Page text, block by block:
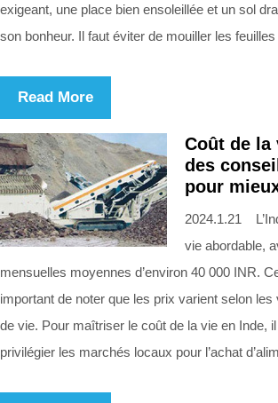
exigeant, une place bien ensoleillée et un sol
son bonheur. Il faut éviter de mouiller les
Read More
Coût de la
des
pour
2024.1.21
vie abordable,
mensuelles moyennes d’environ 40 000 INR.
important de noter que les prix varient selon
de vie. Pour maîtriser le coût de la vie en Inde,
privilégier les marchés locaux pour l’achat